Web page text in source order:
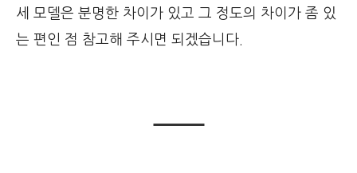
세 모델은 분명한 차이가 있고 그 정도의 차이가 좀 있
는 편인 점 참고해 주시면 되겠습니다.